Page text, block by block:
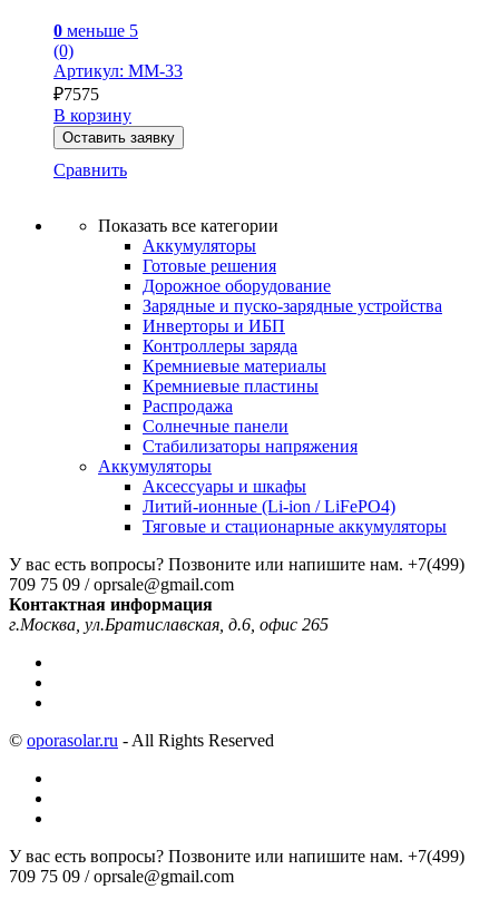
0 меньше 5
(0)
Артикул: MM-33
₽7575
В корзину
Оставить заявку
Сравнить
Показать все категории
Аккумуляторы
Готовые решения
Дорожное оборудование
Зарядные и пуско-зарядные устройства
Инверторы и ИБП
Контроллеры заряда
Кремниевые материалы
Кремниевые пластины
Распродажа
Солнечные панели
Стабилизаторы напряжения
Аккумуляторы
Аксессуары и шкафы
Литий-ионные (Li-ion / LiFePO4)
Тяговые и стационарные аккумуляторы
У вас есть вопросы? Позвоните или напишите нам. +7(499)
709 75 09 / oprsale@gmail.com
Контактная информация
г.Москва, ул.Братиславская, д.6, офис 265
© oporasolar.ru - All Rights Reserved
У вас есть вопросы? Позвоните или напишите нам. +7(499)
709 75 09 / oprsale@gmail.com